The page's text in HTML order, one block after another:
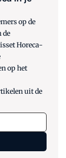
op de
de
Horeca-
op het
uit de